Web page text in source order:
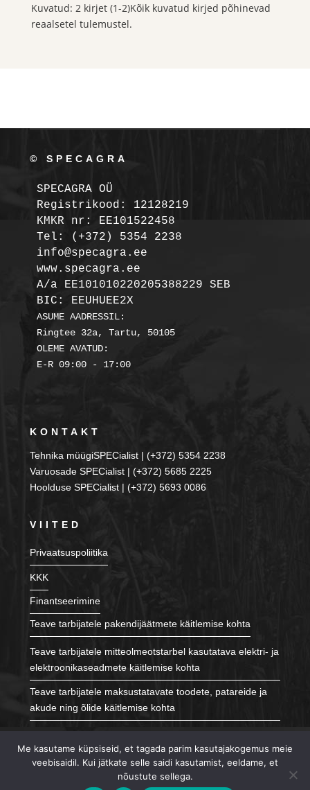
Kuvatud: 2 kirjet (1-2)Kõik kuvatud kirjed põhinevad
reaalsetel tulemustel.
© SPECAGRA
SPECAGRA OÜ
Registrikood: 12128219
KMKR nr: EE101522458
Tel: (+372) 5354 2238
info@specagra.ee
A/a EE101010220205388229 SEB
BIC: EEUHUEE2X
ASUME AADRESSIL:
Ringtee 32a, Tartu, 50105
OLEME AVATUD:
E-R 09:00 - 17:00
KONTAKT
Tehnika müügiSPECialist | (+372) 5354 2238
Varuosade SPECialist | (+372) 5685 2225
Hoolduse SPECialist | (+372) 5693 0086
VIITED
Privaatsuspoliitika
KKK
Finantseerimine
Teave tarbijatele pakendijäätmete käitlemise kohta
Teave tarbijatele mitteolmeotstarbel kasutatava elektri- ja
elektroonikaseadmete käitlemise kohta
Teave tarbijatele maksustatavate toodete, patareide ja
akude ning õlide käitlemise kohta
JÄLGI MEID
Me kasutame küpsiseid, et tagada parim kasutajakogemus meie
veebisaidil. Kui jätkate selle saidi kasutamist, eeldame, et
nõustute sellega.